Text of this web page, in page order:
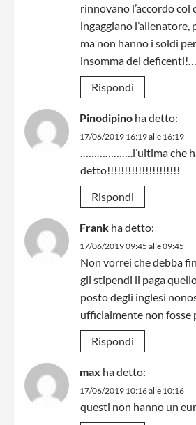
rinnovano l’accordo col
ingaggiano
ma non hanno i soldi
insomma dei
Rispondi
Pinodipino ha detto:
17/06/2019 16:19 alle 16:19
……………….l’ultima che
detto!!!!!!!!!!!!!!!!!!!!!
Rispondi
Frank ha detto:
17/06/2019 09:45 alle 09:45
Non vorrei che debba
gli stipendi li paga
posto degli inglesi
ufficialmente non
Rispondi
max ha detto:
17/06/2019 10:16 alle 10:16
questi non hanno un